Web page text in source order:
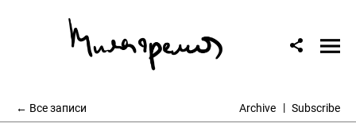
Archive Subscribe
← Все записи